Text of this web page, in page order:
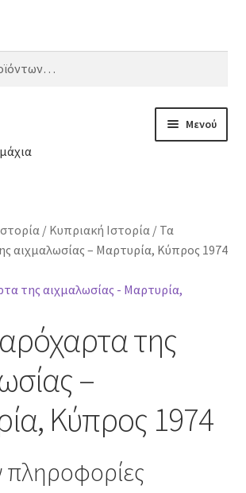
Μενού
/ Κυπριακή Ιστορία/ Τα
αιχμαλωσίας – Μαρτυρία, Κύπρος 1974
της
–
Κύπρος 1974
πληροφορίες